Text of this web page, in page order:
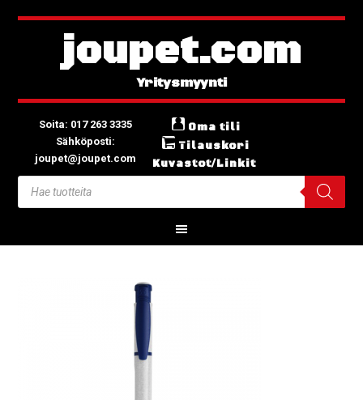
joupet.com
Soita: 017 263 3335
Sähköposti:
joupet@joupet.com
Oma tili
Tilauskori
Kuvastot/Linkit